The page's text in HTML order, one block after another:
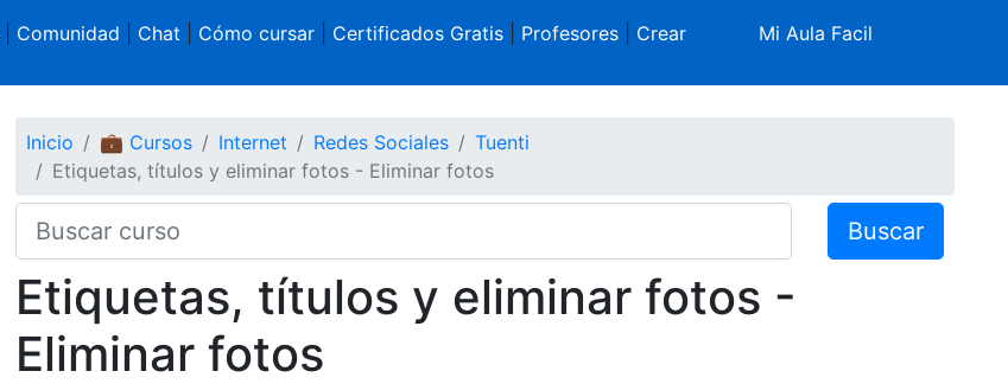
Comunidad Chat Cómo cursar| Certificados Gratis| Profesores| Crear
Mi Aula Facil
Inicio 💼 Cursos Internet Redes Sociales
Tuenti
Etiquetas, títulos y eliminar fotos - Eliminar fotos
Buscar
Etiquetas, títulos y eliminar fotos -
Eliminar fotos